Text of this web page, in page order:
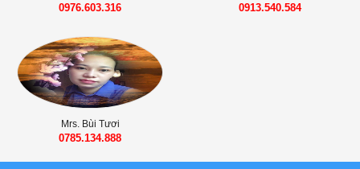
0976.603.316 0913.540.584
Mrs. Bùi Tươi
0785.134.888